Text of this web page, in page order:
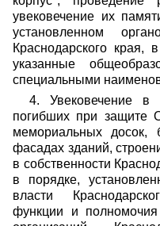
увековечение их
установленном
Краснодарского края,
указанные
специальными
4. Увековечение в
погибших при защите
мемориальных досок,
фасадах зданий,
в собственности
в порядке,
власти
функции и полномочия